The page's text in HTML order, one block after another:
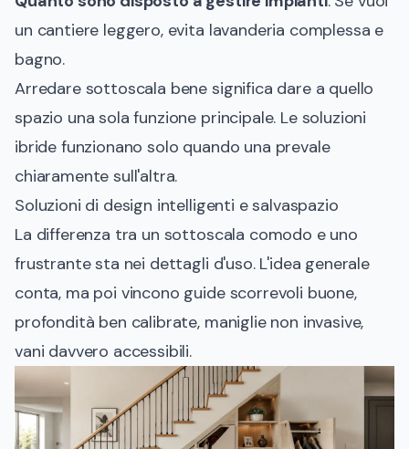
un cantiere leggero, evita lavanderia complessa e
bagno.
Arredare sottoscala bene significa dare a quello
spazio una sola funzione principale. Le soluzioni
ibride funzionano solo quando una prevale
chiaramente sull'altra.
Soluzioni di design intelligenti e salvaspazio
La differenza tra un sottoscala comodo e uno
frustrante sta nei dettagli d'uso. L'idea generale
conta, ma poi vincono guide scorrevoli buone,
profondità ben calibrate, maniglie non invasive,
vani davvero accessibili.